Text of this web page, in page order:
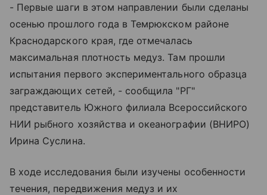
- Первые шаги в этом направлении были сделаны
осенью прошлого года в Темрюкском районе
Краснодарского края, где отмечалась
максимальная плотность медуз. Там прошли
испытания первого экспериментального образца
заграждающих сетей, - сообщила "РГ"
представитель Южного филиала Всероссийского
НИИ рыбного хозяйства и океанографии (ВНИРО)
Ирина Суслина.
В ходе исследования были изучены особенности
течения, передвижения медуз и их